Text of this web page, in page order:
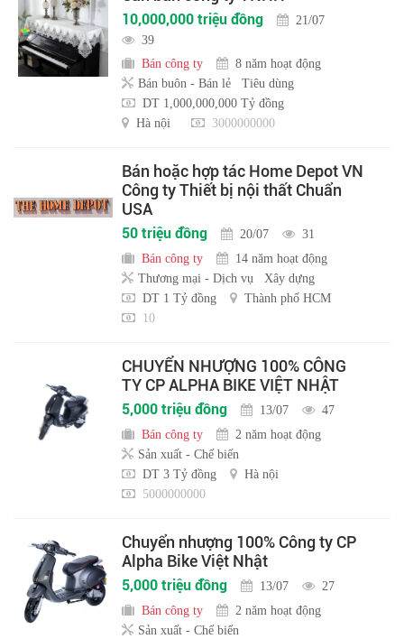
10,000,000 triệu đồng
21/07
39
Bán công ty
8 năm hoạt động
Bán buôn - Bán lẻ
Tiêu dùng
DT 1,000,000,000 Tỷ đồng
Hà nội
3000000000
Bán hoặc hợp tác Home Depot VN
Công ty Thiết bị nội thất Chuẩn
USA
50 triệu đồng 20/07
31
Bán công ty
14 năm hoạt động
Thương mại - Dịch vụ
Xây dựng
DT 1 Tỷ đồng
Thành phố HCM
10
CHUYỂN NHƯỢNG 100% CÔNG
TY CP ALPHA BIKE VIỆT NHẬT
5,000 triệu đồng 13/07
47
Bán công ty
2 năm hoạt động
Sản xuất - Chế biến
DT 3 Tỷ đồng
Hà nội
5000000000
Chuyển nhượng 100% Công ty CP
Alpha Bike Việt Nhật
5,000 triệu đồng 13/07
27
Bán công ty
2 năm hoạt động
Sản xuất - Chế biến